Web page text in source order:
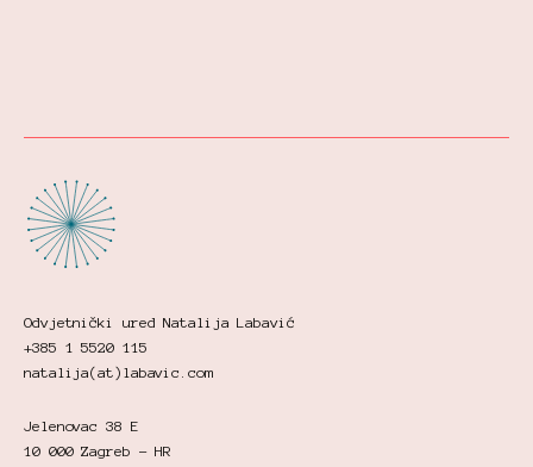
Odvjetnički ured Natalija Labavić
+385 1 5520 115
natalija(at)labavic.com
Jelenovac 38 E
10 000 Zagreb - HR